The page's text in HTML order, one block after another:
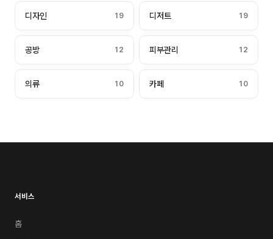
디자인 19 디저트 19
공방 12 피부관리 12
의류 10 카페 10
서비스
홈